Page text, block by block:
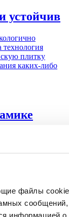
файлы
информацией
устойчив
технология
плитку
каких-либо
экологической
начиная с